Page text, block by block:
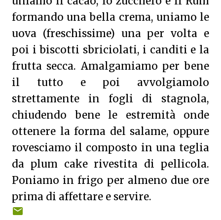
formando una bella crema, uniamo le
uova (freschissime) una per volta e
poi i biscotti sbriciolati, i canditi e la
frutta secca. Amalgamiamo per bene
il tutto e poi avvolgiamolo
strettamente in fogli di stagnola,
chiudendo bene le estremità onde
ottenere la forma del salame, oppure
rovesciamo il composto in una teglia
da plum cake rivestita di pellicola.
Poniamo in frigo per almeno due ore
prima di affettare e servire.